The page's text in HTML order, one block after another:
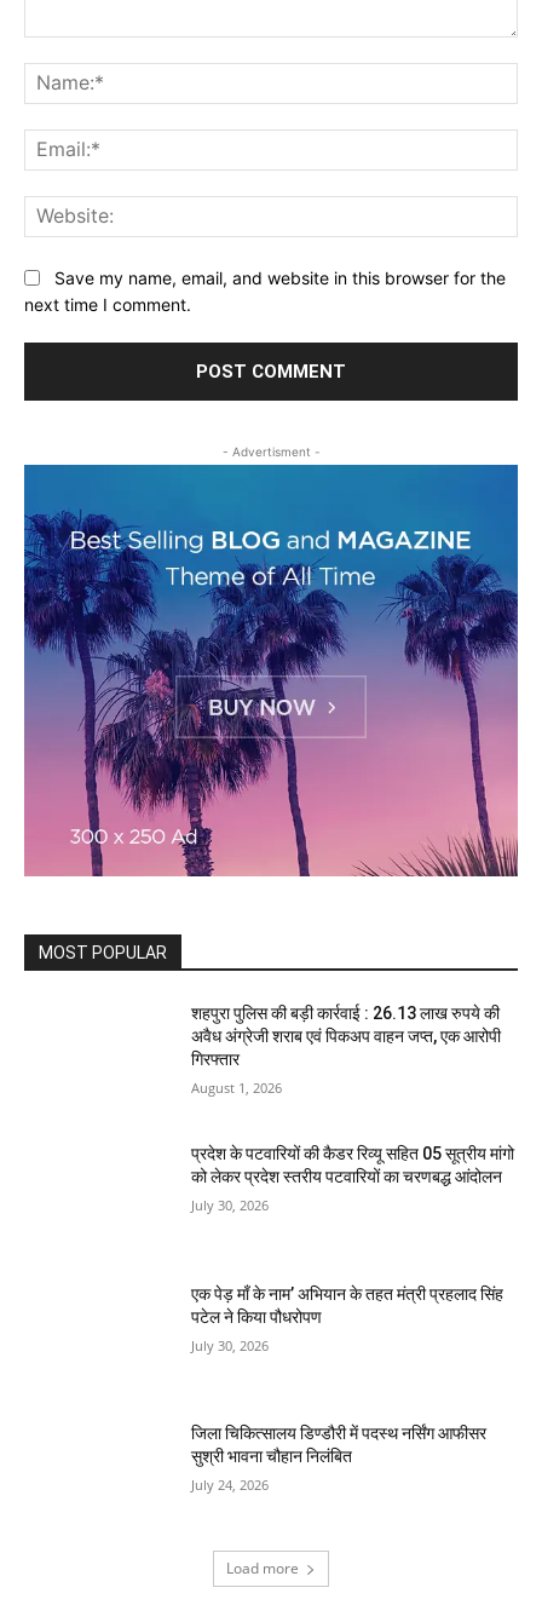
Save my name, email, and website in this browser for the
next time I comment.
- Advertisment -
MOST POPULAR
शहपुरा पुलिस की बड़ी कार्रवाई : 26.13 लाख रुपये की
अवैध अंग्रेजी शराब एवं पिकअप वाहन जप्त, एक आरोपी
गिरफ्तार
August 1, 2026
प्रदेश के पटवारियों की कैडर रिव्यू सहित 05 सूत्रीय मांगो
को लेकर प्रदेश स्तरीय पटवारियों का चरणबद्ध आंदोलन
July 30, 2026
एक पेड़ माँ के नाम’ अभियान के तहत मंत्री प्रहलाद सिंह
पटेल ने किया पौधरोपण
July 30, 2026
जिला चिकित्सालय डिण्डौरी में पदस्थ नर्सिंग आफीसर
सुश्री भावना चौहान निलंबित
July 24, 2026
Load more